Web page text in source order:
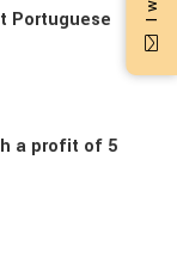
Portuguese
a profit of 5